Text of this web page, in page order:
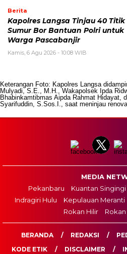
Berita
Kapolres Langsa Tinjau 40 Titik
Sumur Bor Bantuan Polri untuk
Warga Pascabanjir
Kamis, 6 Agu 2026 - 10:08 WIB
Keterangan Foto: Kapolres Langsa
Mulyadi, S.E., M.H., Wakapolsek Ipda
Bhabinkamtibmas Aipda Rahmat Hidayat,
Syarifuddin, S.Sos.I., saat meninjau
MEDIA
Pekanbaru
Kuantan Singingi
Indragiri Hulu
Kepulauan Meranti
Rokan Hilir
Rokan
BERANDA REDAKSI
KODE ETIK
DISCLAIMER